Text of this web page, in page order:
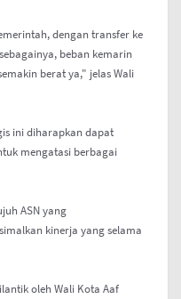
dengan transfer ke
beban kemarin
berat ya," jelas Wali
ini diharapkan dapat
mengatasi berbagai
ASN yang
kinerja yang selama
oleh Wali Kota Aaf